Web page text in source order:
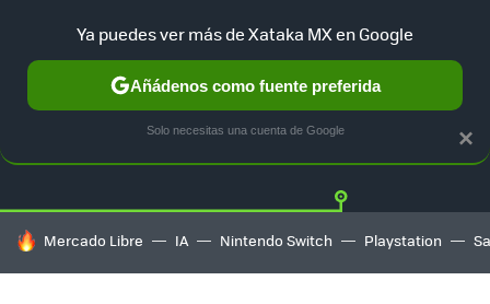
Twitter
HOY SE HABLA DE
Mercado Libre IA Nintendo Switch Playstation
×
Ya puedes ver más de Xataka MX en Google
Añádenos como fuente preferida
Solo necesitas una cuenta de Google